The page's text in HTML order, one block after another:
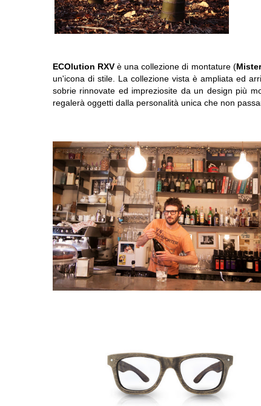
ECOlution RXVè una collezione di montature (
un'icona di stile. La collezione vista è ampliata ed
sobrie rinnovate ed impreziosite da un design più
regalerà oggetti dalla personalità unica che non